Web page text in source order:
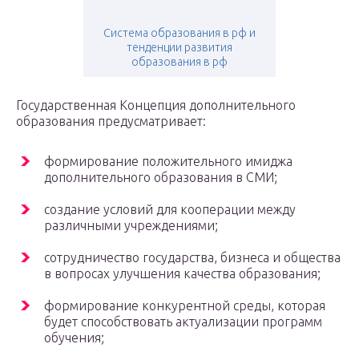
Система образования в рф и
тенденции развития
образования в рф
Государственная Концепция дополнительного
образования предусматривает:
формирование положительного имиджа
дополнительного образования в СМИ;
создание условий для кооперации между
различными учреждениями;
сотрудничество государства, бизнеса и общества
в вопросах улучшения качества образования;
формирование конкурентной среды, которая
будет способствовать актуализации программ
обучения;